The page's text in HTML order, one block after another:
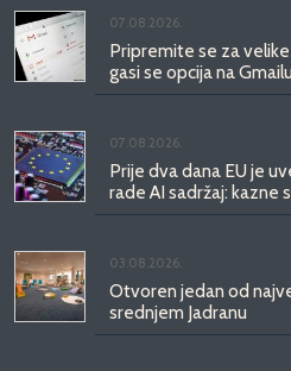
07.08.2026.
Pripremite se za
gasi se opcija na
07.08.2026.
Prije dva dana EU je
rade AI sadržaj: kazne
03.08.2026.
Otvoren jedan od
srednjem Jadranu